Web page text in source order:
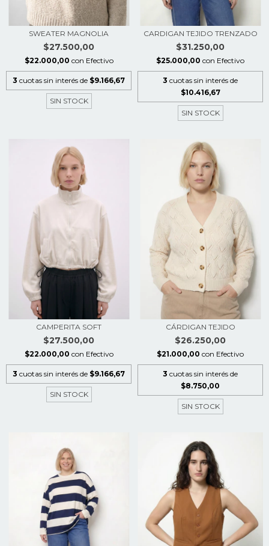
SWEATER MAGNOLIA
$27.500,00
$22.000,00 con Efectivo
3 cuotas sin interés de $9.166,67
SIN STOCK
CARDIGAN TEJIDO TRENZADO
$31.250,00
$25.000,00 con Efectivo
3 cuotas sin interés de
$10.416,67
SIN STOCK
CAMPERITA SOFT
$27.500,00
$22.000,00 con Efectivo
3 cuotas sin interés de $9.166,67
SIN STOCK
CÁRDIGAN TEJIDO
$26.250,00
$21.000,00 con Efectivo
3 cuotas sin interés de
$8.750,00
SIN STOCK